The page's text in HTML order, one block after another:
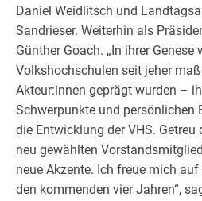
Daniel Weidlitsch und
Sandrieser. Weiterhin als
Günther Goach. „In ihrer
Volkshochschulen seit jeher
Akteur:innen geprägt wurden –
Schwerpunkte und persönlichen
die Entwicklung der VHS.
neu gewählten
neue Akzente. Ich freue mich
den kommenden vier Jahren“,